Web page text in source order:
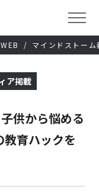
WEB マインドストー
ア掲載
供から悩める
育ハックを